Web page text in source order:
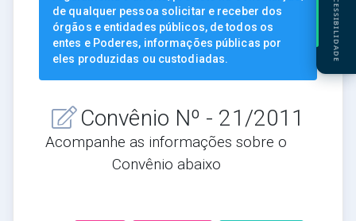
de qualquer pessoa solicitar e receber dos
órgãos e entidades públicos, de todos os
entes e Poderes, informações públicas por
eles produzidas ou custodiadas.
Convênio Nº - 21/2011
Acompanhe as informações sobre o
Convênio abaixo
ACESSIBILIDADE